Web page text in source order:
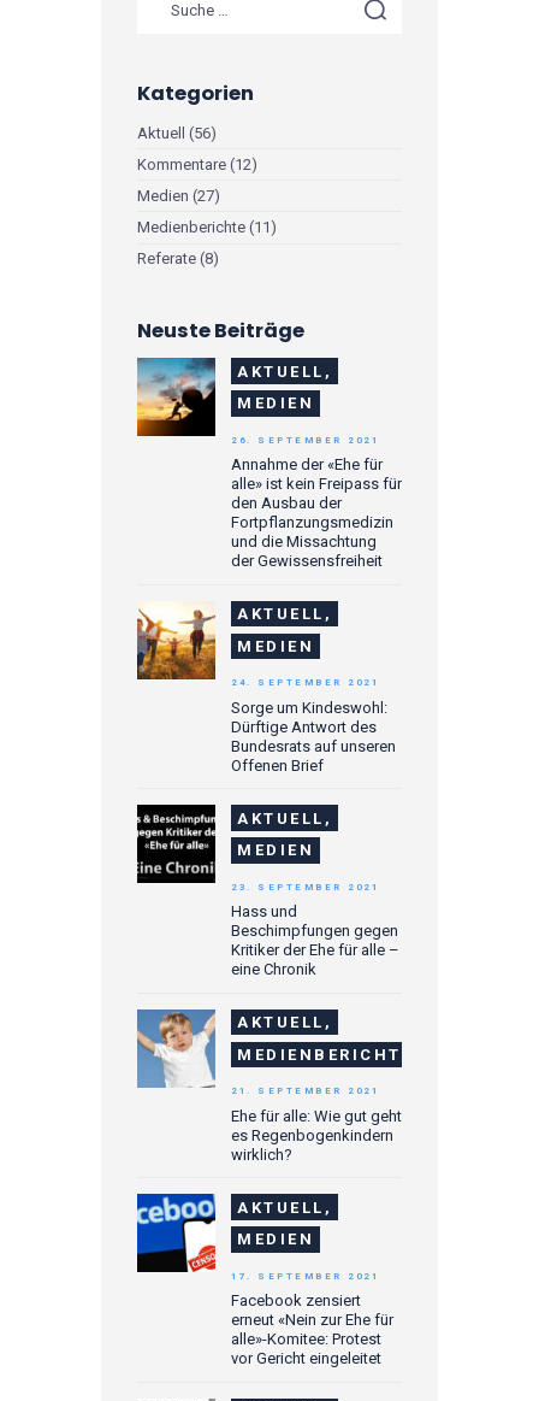
Kategorien
Aktuell (56)
Kommentare (12)
Medien (27)
Medienberichte (11)
Referate (8)
Neuste Beiträge
AKTUELL,
MEDIEN
Annahme der «Ehe für
alle» ist kein Freipass für
den Ausbau der
Fortpflanzungsmedizin
und die Missachtung
der Gewissensfreiheit
26. SEPTEMBER 2021
AKTUELL,
MEDIEN
Sorge um Kindeswohl:
Dürftige Antwort des
Bundesrats auf unseren
Offenen Brief
24. SEPTEMBER 2021
AKTUELL,
MEDIEN
Hass und
Beschimpfungen gegen
Kritiker der Ehe für alle –
eine Chronik
23. SEPTEMBER 2021
AKTUELL,
MEDIENBERICHTE
Ehe für alle: Wie gut geht
es Regenbogenkindern
wirklich?
21. SEPTEMBER 2021
AKTUELL,
MEDIEN
Facebook zensiert
erneut «Nein zur Ehe für
alle»-Komitee: Protest
vor Gericht eingeleitet
17. SEPTEMBER 2021